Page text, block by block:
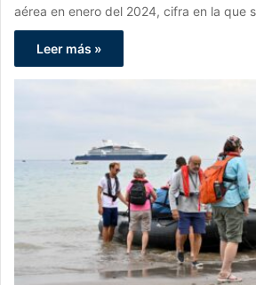
aérea en enero del 2024, cifra en la que
Leer más »